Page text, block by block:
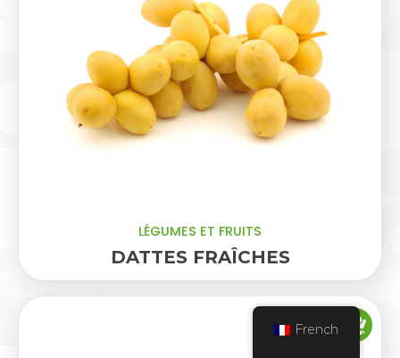
LÉGUMES ET FRUITS
DATTES FRAÎCHES
French